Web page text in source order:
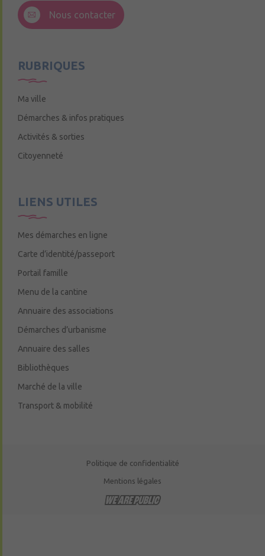
49220 Andigné
Nous contacter
RUBRIQUES
Ma ville
Démarches & infos pratiques
Activités & sorties
Citoyenneté
LIENS UTILES
Mes démarches en ligne
Carte d’identité/passeport
Portail famille
Menu de la cantine
Annuaire des associations
Démarches d’urbanisme
Annuaire des salles
Bibliothèques
Marché de la ville
Transport & mobilité
Politique de confidentialité
Mentions légales